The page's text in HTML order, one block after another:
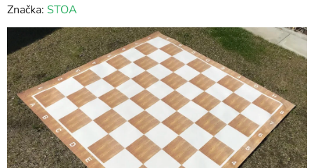
hodnocení
produktu
5,0
z
5
hvězdiček.
Značka: STOA